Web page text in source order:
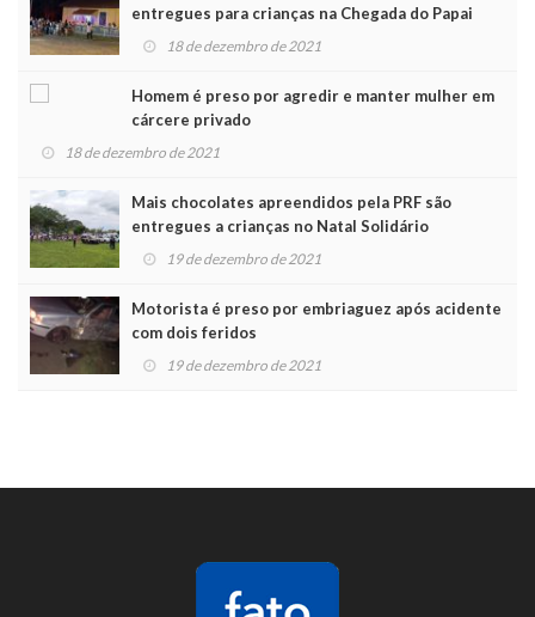
entregues para crianças na Chegada do Papai
Noel
18 de dezembro de 2021
Homem é preso por agredir e manter mulher em
cárcere privado
18 de dezembro de 2021
Mais chocolates apreendidos pela PRF são
entregues a crianças no Natal Solidário
19 de dezembro de 2021
Motorista é preso por embriaguez após acidente
com dois feridos
19 de dezembro de 2021